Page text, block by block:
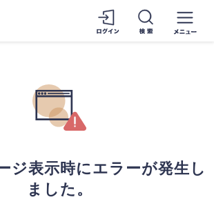
ジ表示時にエラーが発生し
ました。